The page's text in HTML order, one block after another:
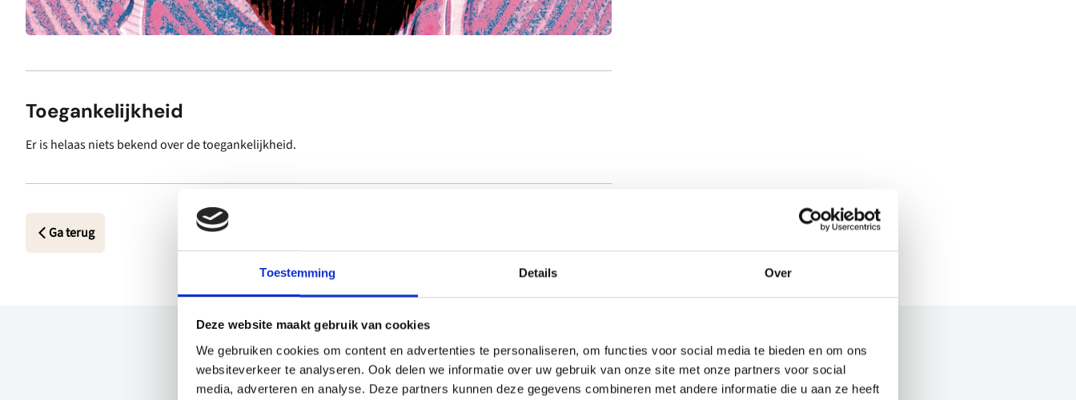
Toestemming Details Over
Deze website maakt gebruik van cookies
We gebruiken cookies om content en advertenties te personaliseren, om functies voor social media te bieden en om ons
websiteverkeer te analyseren. Ook delen we informatie over uw gebruik van onze site met onze partners voor social
media, adverteren en analyse. Deze partners kunnen deze gegevens combineren met andere informatie die u aan ze heeft
Toegankelijkheid
Er is helaas niets bekend over de toegankelijkheid.
Ga terug